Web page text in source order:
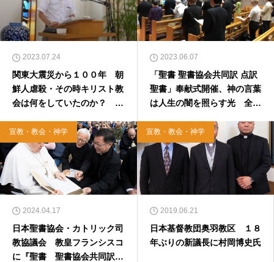
2023.07.24
関東大震災から１００年 朝
鮮人虐殺・その時キリスト教
会は何をしていたのか？ 信
ョン開催
2023.06.07
「聖書 聖書協会共同訳 点訳
聖書」奉献式開催、神の言葉
は人生の闇を照らす光 全て
宣教・教会・神学
2024.04.17
日本聖書協会・カトリック司
教協議会 教皇フランシスコ
に『聖書 聖書協会共同訳』
宣教・教会・神学
2019.06.21
日本基督教団奥羽教区 １８
年ぶりの新議長に村岡博史氏